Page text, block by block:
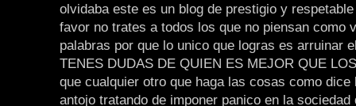
olvidaba este es un blog de prestigio y
favor no trates a todos los que no piensan como
palabras por que lo unico que logras es arruinar
TENES DUDAS DE QUIEN ES MEJOR QUE
que cualquier otro que haga las cosas como
antojo tratando de imponer panico en la sociedad